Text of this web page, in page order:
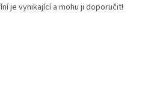
je vynikající a mohu ji doporučit!